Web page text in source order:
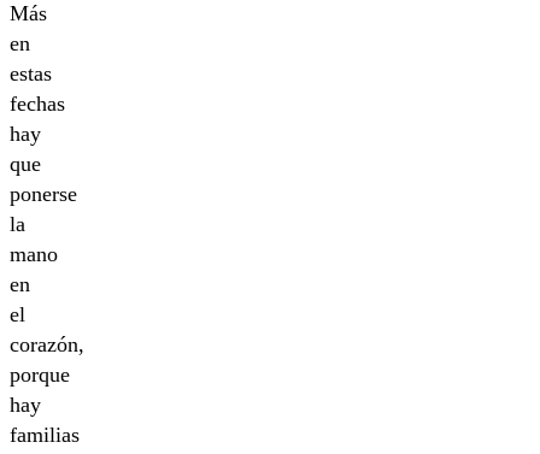
Más
en
estas
fechas
hay
que
ponerse
la
mano
en
el
corazón,
porque
hay
familias